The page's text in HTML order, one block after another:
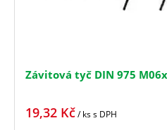
Závitová tyč DIN 975
19,32 Kč/ kss DPH